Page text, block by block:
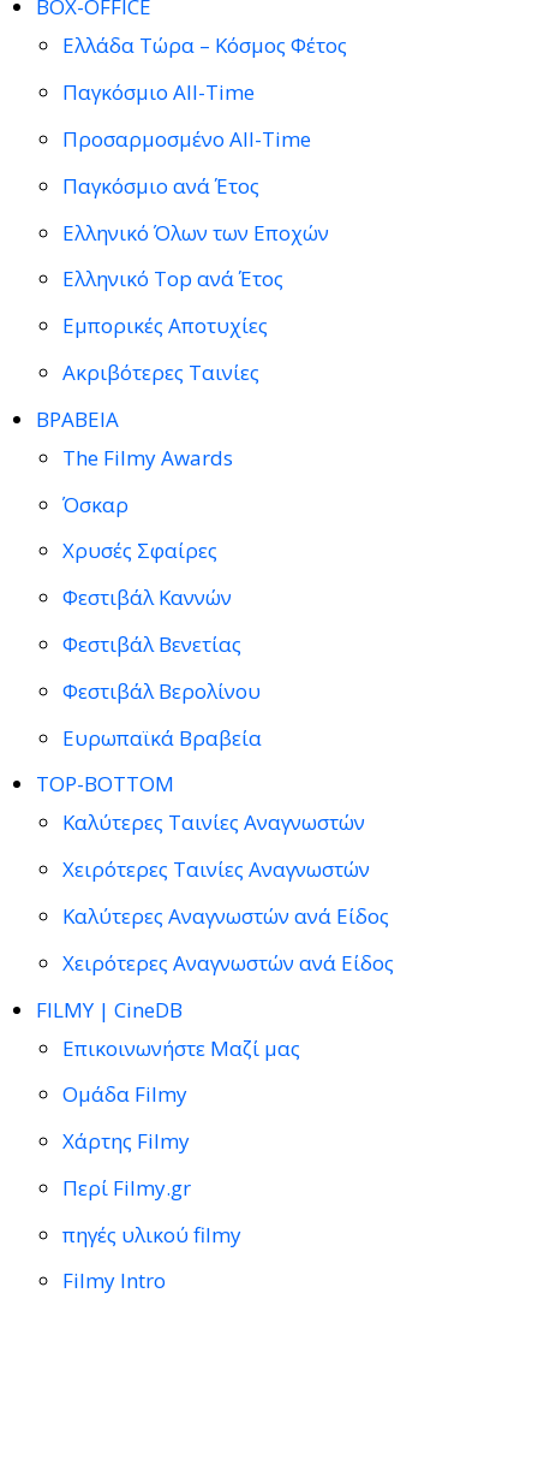
BOX-OFFICE
Ελλάδα Τώρα – Κόσμος Φέτος
Παγκόσμιο All-Time
Προσαρμοσμένο All-Time
Παγκόσμιο ανά Έτος
Ελληνικό Όλων των Εποχών
Ελληνικό Top ανά Έτος
Εμπορικές Αποτυχίες
Ακριβότερες Ταινίες
ΒΡΑΒΕΙΑ
The Filmy Awards
Όσκαρ
Χρυσές Σφαίρες
Φεστιβάλ Καννών
Φεστιβάλ Βενετίας
Φεστιβάλ Βερολίνου
Ευρωπαϊκά Βραβεία
TOP-BOTTOM
Καλύτερες Ταινίες Αναγνωστών
Χειρότερες Ταινίες Αναγνωστών
Καλύτερες Αναγνωστών ανά Είδος
Χειρότερες Αναγνωστών ανά Είδος
FILMY | CineDB
Επικοινωνήστε Μαζί μας
Ομάδα Filmy
Χάρτης Filmy
Περί Filmy.gr
πηγές υλικού filmy
Filmy Intro